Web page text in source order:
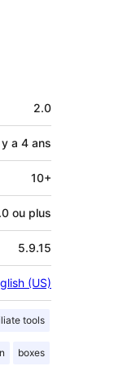
2.0
y a 4 ans
10+
ou plus
5.9.15
(US)
tools
boxes